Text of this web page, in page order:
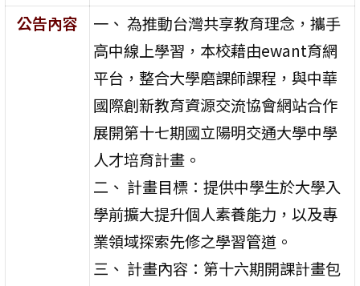
公告內容
一、 為推動台灣共享教育理念，攜手
高中線上學習，本校藉由ewant育網
平台，整合大學磨課師課程，與中華
國際創新教育資源交流協會網站合作
展開第十七期國立陽明交通大學中學
人才培育計畫。
二、 計畫目標：提供中學生於大學入
學前擴大提升個人素養能力，以及專
業領域探索先修之學習管道。
三、 計畫內容：第十六期開課計畫包